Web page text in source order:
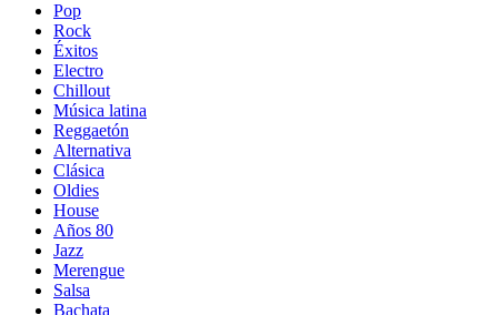
Pop
Rock
Éxitos
Electro
Chillout
Música latina
Reggaetón
Alternativa
Clásica
Oldies
House
Años 80
Jazz
Merengue
Salsa
Bachata